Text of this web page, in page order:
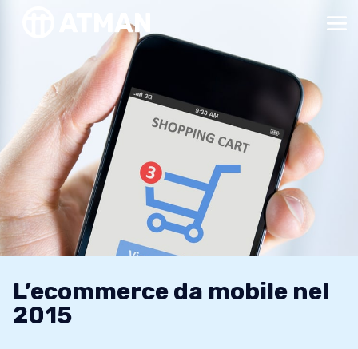
L’ecommerce da mobile nel
2015